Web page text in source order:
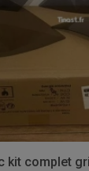
kit complet